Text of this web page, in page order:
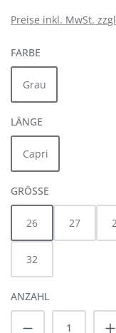
Preise inkl. MwSt.
FARBE
Grau
LÄNGE
Capri
GRÖSSE
26 27
32
ANZAHL
Produkt